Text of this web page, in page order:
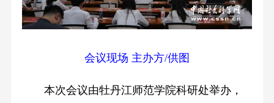
会议现场 主办方/供图
本次会议由牡丹江师范学院科研处举办，